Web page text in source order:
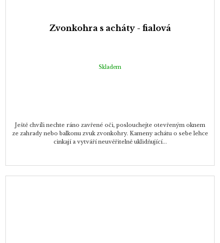
Zvonkohra s acháty - fialová
Skladem
Ještě chvíli nechte ráno zavřené oči, poslouchejte otevřeným oknem
ze zahrady nebo balkonu zvuk zvonkohry. Kameny achátu o sebe lehce
cinkají a vytváří neuvěřitelně uklidňující...